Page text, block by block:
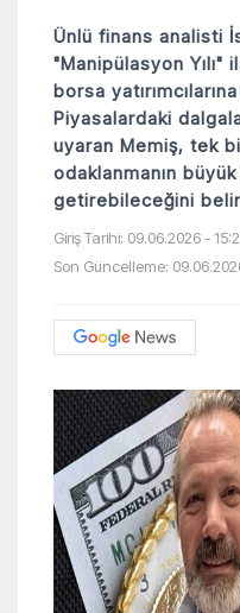
Ünlü finans analisti
"Manipülasyon Yılı"
borsa
Piyasalardaki
uyaran Memiş, tek
odaklanmanın
getirebileceğini
Giriş Tarihi: 09.06.2026 -
Son Güncelleme: